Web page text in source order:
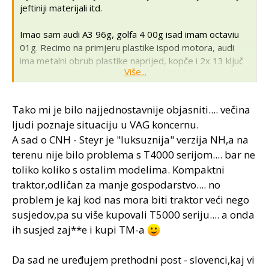
jeftiniji materijali itd.
Imao sam audi A3 96g, golfa 4 00g isad imam octaviu
01g. Recimo na primjeru plastike ispod motora, audi
ima metalni obrub plastike naprijed, kopče i 2x 13 ključ
+ torx mali n komada, golf ima 2x10 ključ, bez metalnog
Zamašnjak getribe na škodi nema utor da možeš bez
problema odšerafat ona 2 šerafa kartera skroz uz
getribu ...
To jesu jako slične stvari ali nisu iste, razlike su u
detaljima...
Više...
Tako mi je bilo najjednostavnije objasniti.... večina
ljudi poznaje situaciju u VAG koncernu.
A sad o CNH - Steyr je "luksuznija" verzija NH,a na
terenu nije bilo problema s T4000 serijom.... bar ne
toliko koliko s ostalim modelima. Kompaktni
traktor,odličan za manje gospodarstvo.... no
problem je kaj kod nas mora biti traktor veći nego
susjedov,pa su više kupovali T5000 seriju.... a onda
ih susjed zaj**e i kupi TM-a
Da sad ne uređujem prethodni post - slovenci,kaj vi